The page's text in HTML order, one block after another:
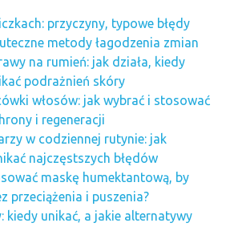
przyczyny, typowe błędy
metody łagodzenia zmian
na rumień: jak działa, kiedy
podrażnień skóry
włosów: jak wybrać i stosować
i regeneracji
w codziennej rutynie: jak
najczęstszych błędów
maskę humektantową, by
przeciążenia i puszenia?
kiedy unikać, a jakie alternatywy